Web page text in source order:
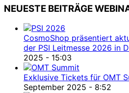
NEUESTE BEITRÄGE
CosmoShop präsentiert
der PSI Leitmesse 2026 in
2025 - 15:03
Exklusive Tickets für OMT
September 2025 - 8:52